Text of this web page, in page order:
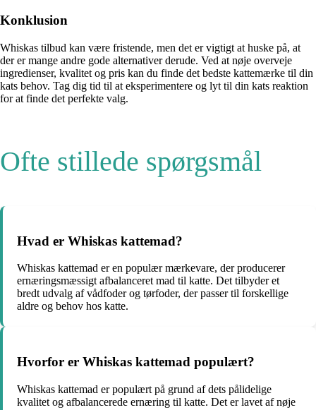
Konklusion
Whiskas tilbud kan være fristende, men det er vigtigt at huske på, at
der er mange andre gode alternativer derude. Ved at nøje overveje
ingredienser, kvalitet og pris kan du finde det bedste kattemærke til din
kats behov. Tag dig tid til at eksperimentere og lyt til din kats reaktion
for at finde det perfekte valg.
Ofte stillede spørgsmål
Hvad er Whiskas kattemad?
Whiskas kattemad er en populær mærkevare, der producerer
ernæringsmæssigt afbalanceret mad til katte. Det tilbyder et
bredt udvalg af vådfoder og tørfoder, der passer til forskellige
aldre og behov hos katte.
Hvorfor er Whiskas kattemad populært?
Whiskas kattemad er populært på grund af dets pålidelige
kvalitet og afbalancerede ernæring til katte. Det er lavet af nøje